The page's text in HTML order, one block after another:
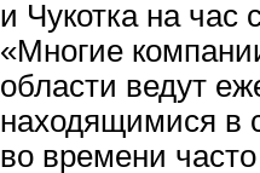
и Чукотка на час
«Многие
области ведут
находящимися в
во времени